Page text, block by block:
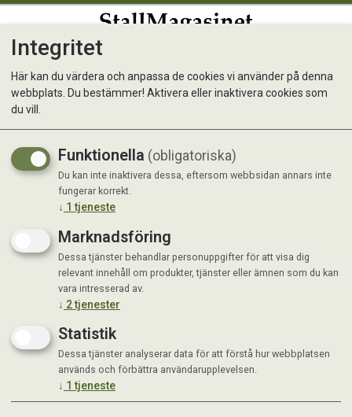
MUSH Mix it Beef
Nyhet
Integritet
Här kan du värdera och anpassa de cookies vi använder på denna
webbplats. Du bestämmer! Aktivera eller inaktivera cookies som
du vill.
Funktionella (obligatoriska)
Du kan inte inaktivera dessa, eftersom webbsidan annars inte
fungerar korrekt.
↓ 1 tjeneste
Marknadsföring
Dessa tjänster behandlar personuppgifter för att visa dig
relevant innehåll om produkter, tjänster eller ämnen som du kan
vara intresserad av.
↓ 2tjenester
Statistik
Dessa tjänster analyserar data för att förstå hur webbplatsen
används och förbättra användarupplevelsen.
↓ 1 tjeneste